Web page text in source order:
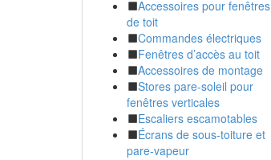
Accessoires pour fenêtres
de toit
Commandes électriques
Fenêtres d’accès au toit
Accessoires de montage
Stores pare-soleil pour
fenêtres verticales
Escaliers escamotables
Écrans de sous-toiture et
pare-vapeur